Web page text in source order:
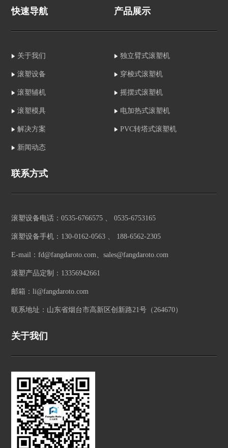
分稳定的混合料，其运
行状态直接关乎整个生
工位协同能力，为行业
发展注入新动力，助力
快速导航
关于我们
滚塑设备
滚塑辅机
滚塑模具
解决方案
新闻动态
产品展示
独立臂式滚塑机
穿梭式滚塑机
摇摆式滚塑机
电加热式滚塑机
PVC转塔式滚塑机
联系方式
滚塑设备电话：0535-6766575 、 0535-6753165
滚塑设备手机：130-0162-0563 、 188-6562-2305
E-mail：fd@fangdaroto.com、sales@fangdaroto.com
滚塑产品定制：13356942661
邮箱：li@fangdaroto.com
联系地址：山东省烟台市高新区创新路21号（264670）
关于我们